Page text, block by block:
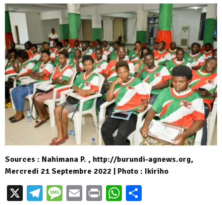
Sources : Nahimana P. , http://burundi-agnews.org,
Mercredi 21 Septembre 2022 | Photo : Ikiriho
X Telegram
Message
EmailPrintWhatsApp